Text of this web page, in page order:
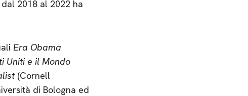
2018 al 2022 ha
Era Obama
Uniti e il Mondo
(Cornell
di Bologna ed